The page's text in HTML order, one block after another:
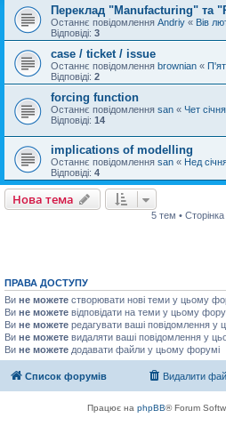
Переклад "Manufacturing" та
Останнє повідомлення Andriy « Вів
Відповіді: 3
case / ticket / issue
Останнє повідомлення brownian «
Відповіді: 2
forcing function
Останнє повідомлення san « Чет
Відповіді: 14
implications of modelling
Останнє повідомлення san « Нед
Відповіді: 4
Нова тема
5 тем • Сторінка
ПРАВА ДОСТУПУ
Ви не можете створювати нові теми у цьому
Ви не можете відповідати на теми у цьому
Ви не можете редагувати ваші повідомлення у
Ви не можете видаляти ваші повідомлення у
Ви не можете додавати файли у цьому форумі
Список форумів Видалити
Працює на phpBB® Forum